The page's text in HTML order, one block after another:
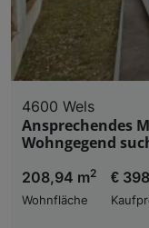
4600 Wels
Ansprechendes
Wohngegend
208,94 m2
Wohnfläche
€